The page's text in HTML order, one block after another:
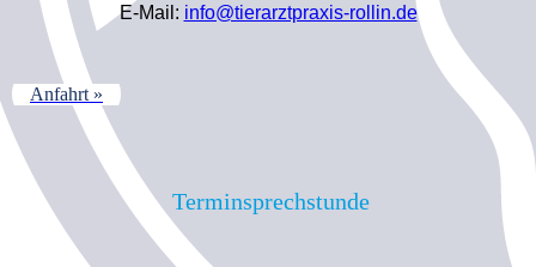
E-Mail: info@tierarztpraxis-rollin.de
Anfahrt »
Terminsprechstunde